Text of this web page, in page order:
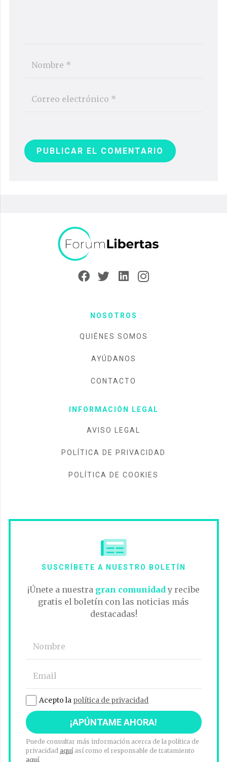
PUBLICAR EL COMENTARIO
NOSOTROS
QUIÉNES SOMOS
AYÚDANOS
CONTACTO
INFORMACIÓN LEGAL
AVISO LEGAL
POLÍTICA DE PRIVACIDAD
POLÍTICA DE COOKIES
SUSCRÍBETE A NUESTRO BOLETÍN
¡Únete a nuestra gran comunidad y recibe
gratis el boletín con las noticias más
destacadas!
Acepto la política de privacidad
Puede consultar más información acerca de la política de
privacidad aquíasí como el responsable de tratamiento
aquí.